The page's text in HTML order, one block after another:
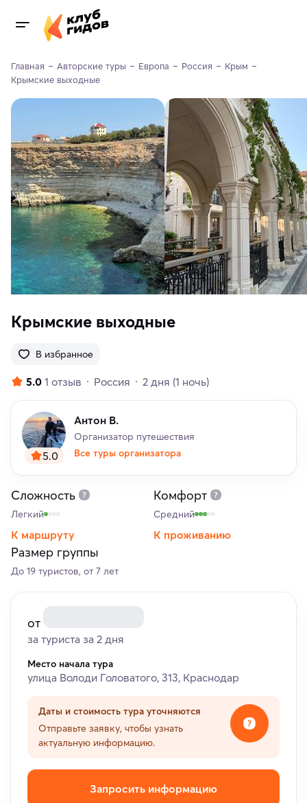
Главная Авторские туры Европа Россия
Крым
Крымские выходные
Крымские выходные
В избранное
5.0 1 отзыв Россия 2 дня (1 ночь)
5.0
Антон В.
Организатор путешествия
Все туры организатора
Сложность
Легкий
К маршруту
Комфорт
Средний
К проживанию
Размер группы
До 19 туристов, от 7 лет
от
за туриста за 2 дня
Место начала тура
улица Володи Головатого, 313, Краснодар
Даты и стоимость тура уточняются
Отправьте заявку, чтобы узнать
актуальную информацию.
Запросить информацию